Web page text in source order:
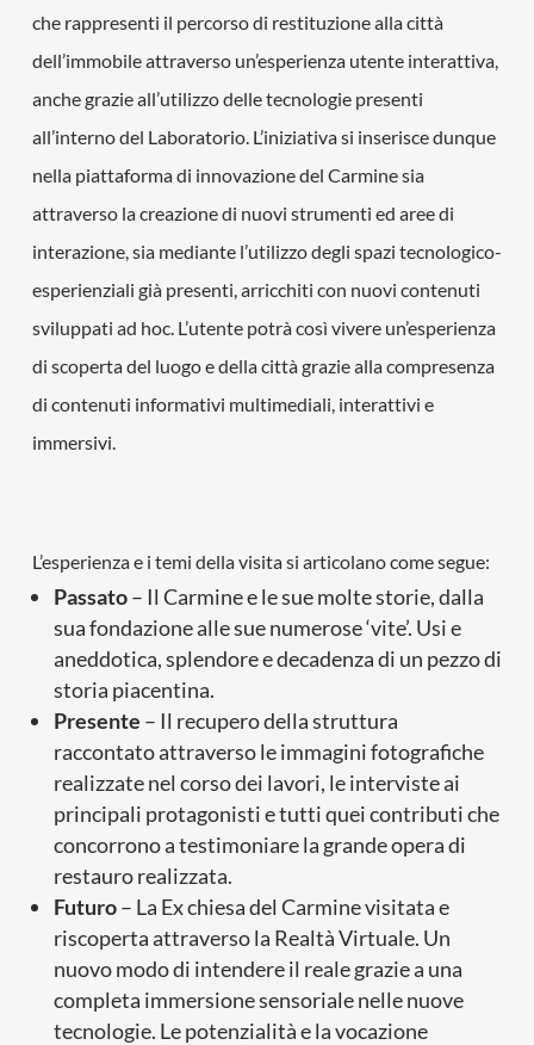
che rappresenti il percorso di restituzione alla città
dell’immobile attraverso un’esperienza utente interattiva,
anche grazie all’utilizzo delle tecnologie presenti
all’interno del Laboratorio. L’iniziativa si inserisce dunque
nella piattaforma di innovazione del Carmine sia
attraverso la creazione di nuovi strumenti ed aree di
interazione, sia mediante l’utilizzo degli spazi tecnologico-
esperienziali già presenti, arricchiti con nuovi contenuti
sviluppati ad hoc. L’utente potrà così vivere un’esperienza
di scoperta del luogo e della città grazie alla compresenza
di contenuti informativi multimediali, interattivi e
immersivi.
L’esperienza e i temi della visita si articolano come segue:
Passato– Il Carmine e le sue molte storie, dalla
sua fondazione alle sue numerose ‘vite’. Usi e
aneddotica, splendore e decadenza di un pezzo di
storia piacentina.
Presente – Il recupero della struttura
raccontato attraverso le immagini fotografiche
realizzate nel corso dei lavori, le interviste ai
principali protagonisti e tutti quei contributi che
concorrono a testimoniare la grande opera di
restauro realizzata.
Futuro– La Ex chiesa del Carmine visitata e
riscoperta attraverso la Realtà Virtuale. Un
nuovo modo di intendere il reale grazie a una
completa immersione sensoriale nelle nuove
tecnologie. Le potenzialità e la vocazione